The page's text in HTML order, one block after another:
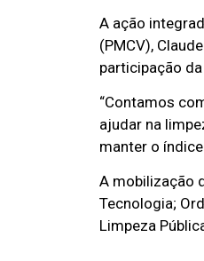
A ação
(PMCV),
participação
“Contamos
ajudar na
manter o
A mobilização
Tecnologia;
Limpeza